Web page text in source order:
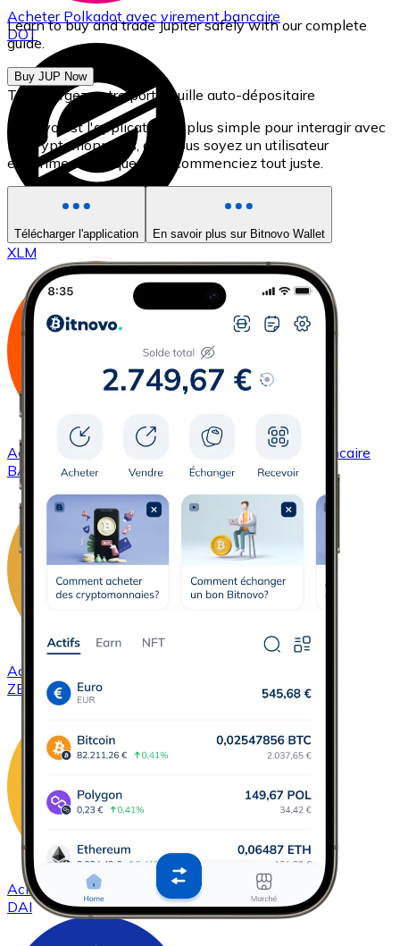
Acheter Polkadotavec virement bancaire
DOT
AcheterStellaravec virement bancaire
XLM
Acheter Basic Attention Token avec virement bancaire
BAT
Acheter
ZEC
Acheter DAIavec virement bancaire
DAI
Learn to buy and trade Jupiter safely with our complete
guide.
Buy JUP Now
Téléchargez notre portefeuille auto-dépositaire
Bitnovo est l'application la plus simple pour interagir avec
les cryptomonnaies, que vous soyez un utilisateur
expérimenté ou que vous commenciez tout juste.
Télécharger l'application En savoir plus sur Bitnovo Wallet